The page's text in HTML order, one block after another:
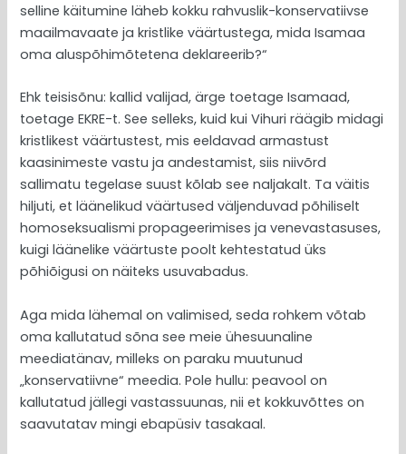
selline käitumine läheb kokku rahvuslik-konservatiivse
maailmavaate ja kristlike väärtustega, mida Isamaa
oma aluspõhimõtetena deklareerib?“
Ehk teisisõnu: kallid valijad, ärge toetage Isamaad,
toetage EKRE-t. See selleks, kuid kui Vihuri räägib midagi
kristlikest väärtustest, mis eeldavad armastust
kaasinimeste vastu ja andestamist, siis niivõrd
sallimatu tegelase suust kõlab see naljakalt. Ta väitis
hiljuti, et läänelikud väärtused väljenduvad põhiliselt
homoseksualismi propageerimises ja venevastasuses,
kuigi läänelike väärtuste poolt kehtestatud üks
põhiõigusi on näiteks usuvabadus.
Aga mida lähemal on valimised, seda rohkem võtab
oma kallutatud sõna see meie ühesuunaline
meediatänav, milleks on paraku muutunud
„konservatiivne“ meedia. Pole hullu: peavool on
kallutatud jällegi vastassuunas, nii et kokkuvõttes on
saavutatav mingi ebapüsiv tasakaal.